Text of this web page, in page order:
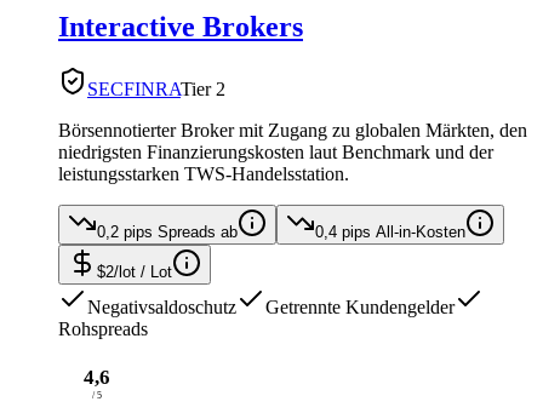
Interactive Brokers
SECFINRATier 2
Börsennotierter Broker mit Zugang zu globalen Märkten, den
niedrigsten Finanzierungskosten laut Benchmark und der
leistungsstarken TWS-Handelsstation.
0,2 pips Spreads ab 0,4 pips All-in-Kosten
$2/lot / Lot
Negativsaldoschutz
Getrennte Kundengelder
Rohspreads
4,6
/ 5